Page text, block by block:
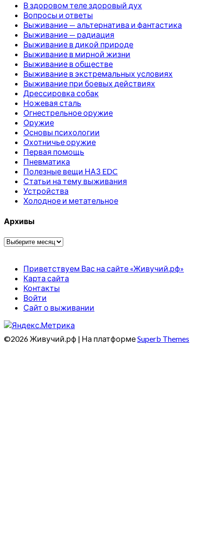
В здоровом теле здоровый дух
Вопросы и ответы
Выживание — альтернатива и фантастика
Выживание — радиация
Выживание в дикой природе
Выживание в мирной жизни
Выживание в обществе
Выживание в экстремальных условиях
Выживание при боевых действиях
Дрессировка собак
Ножевая сталь
Огнестрельное оружие
Оружие
Основы психологии
Охотничье оружие
Первая помощь
Пневматика
Полезные вещи НАЗ EDC
Статьи на тему выживания
Устройства
Холодное и метательное
Архивы
Архивы
Приветствуем Вас на сайте «Живучий.рф»
Карта сайта
Контакты
Войти
Сайт о выживании
©2026 Живучий.рф | На платформеSuperb Themes